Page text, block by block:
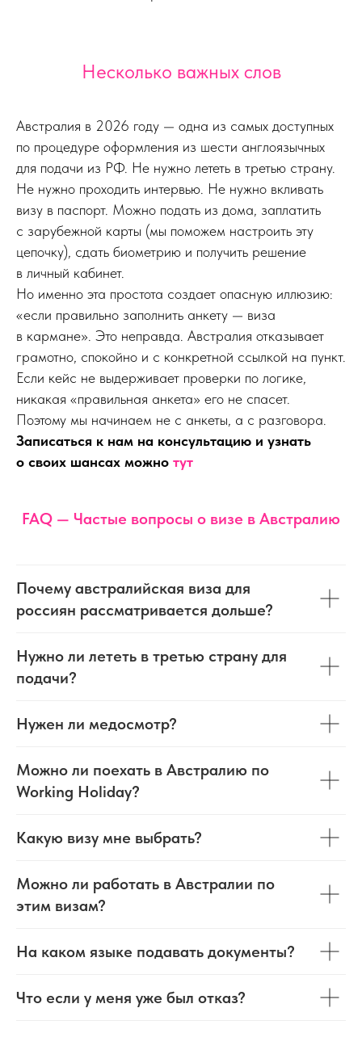
Несколько важных слов
Австралия в 2026 году — одна из самых доступных
по процедуре оформления из шести англоязычных
для подачи из РФ. Не нужно лететь в третью страну.
Не нужно проходить интервью. Не нужно вкливать
визу в паспорт. Можно подать из дома, заплатить
с зарубежной карты (мы поможем настроить эту
цепочку), сдать биометрию и получить решение
в личный кабинет.
Но именно эта простота создает опасную иллюзию:
«если правильно заполнить анкету — виза
в кармане». Это неправда. Австралия отказывает
грамотно, спокойно и с конкретной ссылкой на пункт.
Если кейс не выдерживает проверки по логике,
никакая «правильная анкета» его не спасет.
Поэтому мы начинаем не с анкеты, а с разговора.
Записаться к нам на консультацию и узнать
о своих шансах можно тут
FAQ — Частые вопросы о визе в Австралию
Почему австралийская виза для
россиян рассматривается дольше?
Нужно ли лететь в третью страну для
подачи?
Нужен ли медосмотр?
Можно ли поехать в Австралию по
Working Holiday?
Какую визу мне выбрать?
Можно ли работать в Австралии по
этим визам?
На каком языке подавать документы?
Что если у меня уже был отказ?